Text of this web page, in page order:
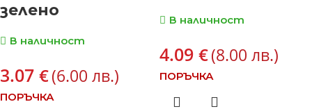
зелено
В наличност
3.07 €(6.00 лв.)
ПОРЪЧКА
В наличност
4.09 €(8.00 лв.)
ПОРЪЧКА